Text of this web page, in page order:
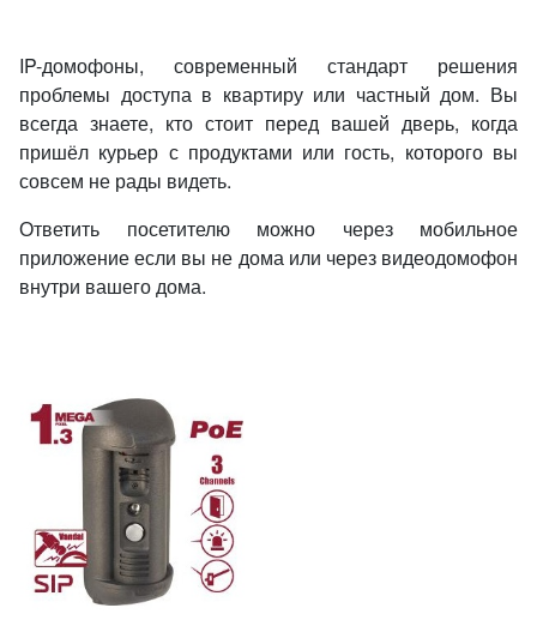
IP-домофоны, современный стандарт решения
проблемы доступа в квартиру или частный дом. Вы
всегда знаете, кто стоит перед вашей дверь, когда
пришёл курьер с продуктами или гость, которого вы
совсем не рады видеть.
Ответить посетителю можно через мобильное
приложение если вы не дома или через видеодомофон
внутри вашего дома.